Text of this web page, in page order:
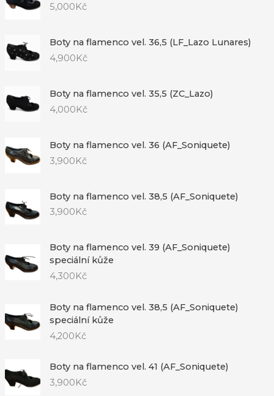
5,000Kč
Boty na flamenco vel. 36,5 (LF_Lazo Lunares)
4,900Kč
Boty na flamenco vel. 35,5 (ZC_Lazo)
4,000Kč
Boty na flamenco vel. 36 (AF_Soniquete)
3,900Kč
Boty na flamenco vel. 38,5 (AF_Soniquete)
3,900 Kč
Boty na flamenco vel. 39 (AF_Soniquete)
speciální kůže
4,300Kč
Boty na flamenco vel. 38,5 (AF_Soniquete)
speciální kůže
4,200Kč
Boty na flamenco vel. 41 (AF_Soniquete)
3,900Kč